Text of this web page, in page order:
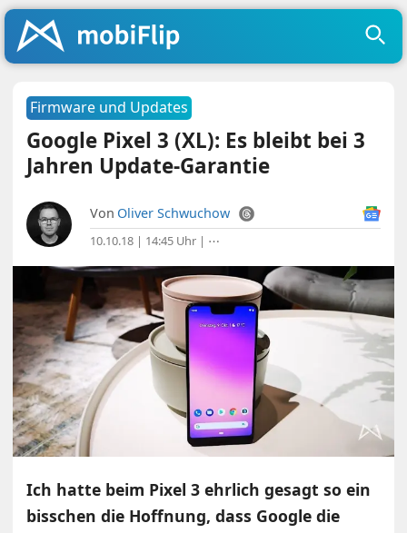
Firmware und Updates
Google Pixel 3 (XL): Es bleibt bei 3
Jahren Update-Garantie
Von Oliver Schwuchow
10.10.18 | 14:45 Uhr | ⋯
Ich hatte beim Pixel 3 ehrlich gesagt so ein
bisschen die Hoffnung, dass Google die